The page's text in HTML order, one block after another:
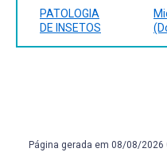
PATOLOGIA
DE INSETOS
Página gerada em 08/08/